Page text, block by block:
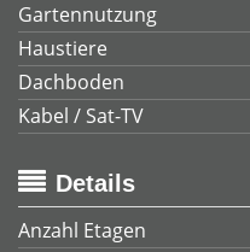
Gartennutzung
Haustiere
Dachboden
Kabel / Sat-TV
Details
Anzahl Etagen